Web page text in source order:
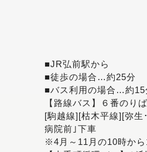
■JR弘前駅から
■徒歩の場合…約25分
■バス利用の場合…約15
【路線バス】６番のりば
[駒越線][枯木平線][弥
病院前｣下車
※4月～11月の10時か